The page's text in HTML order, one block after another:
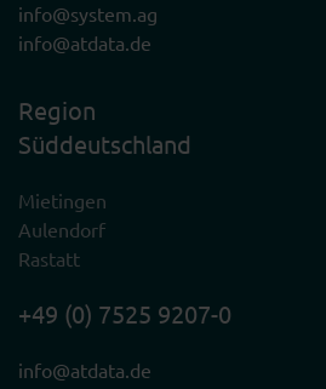
info@system.ag
info@atdata.de
Region
Süddeutschland
Mietingen
Aulendorf
Rastatt
+49 (0) 7525 9207-0
info@atdata.de